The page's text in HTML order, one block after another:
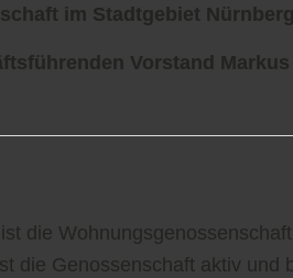
im Stadtgebiet
Vorstand
die
die Genossenschaft aktiv und